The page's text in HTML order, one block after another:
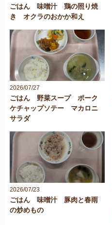
ごはん 味噌汁 鶏の照り焼
き オクラのおかか和え
2026/07/27
ごはん 野菜スープ ポーク
ケチャップソテー マカロニ
サラダ
2026/07/23
ごはん 味噌汁 豚肉と春雨
の炒めもの